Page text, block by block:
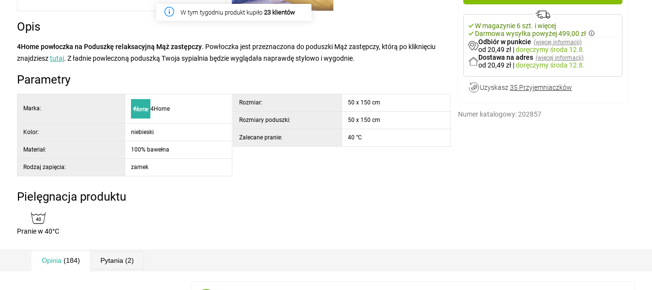
W tym tygodniu produkt kupiło 23 klientów
W magazynie 6 szt. i więcej
Darmowa wysyłka powyżej 499,00 zł
Odbiór w punkcie (więcej informacji)
od 20,49 zł |doręczymyśroda 12.8.
Dostawa na adres (więcej informacji)
od 20,49 zł |doręczymyśroda 12.8.
Uzyskasz 35 Przyjemniaczków
Numer katalogowy:202857
Opis
4Home powłoczka na Poduszkę relaksacyjną Mąż zastępczy. Powłoczka jest przeznaczona do poduszki Mąż zastępczy, którą po kliknięciu
znajdziesztutaj. Z ładnie powleczoną poduszką Twoja sypialnia będzie wyglądała naprawdę stylowo i wygodnie.
Parametry
Marka: 4Home
Kolor: niebieski
Materiał: 100% bawełna
Rodzaj zapięcia: zamek
Rozmiar: 50 x 150 cm
Rozmiary poduszki: 50 x 150 cm
Zalecane pranie: 40 °C
Pielęgnacja produktu
Pranie w 40°C
Opinia (184) Pytania (2)